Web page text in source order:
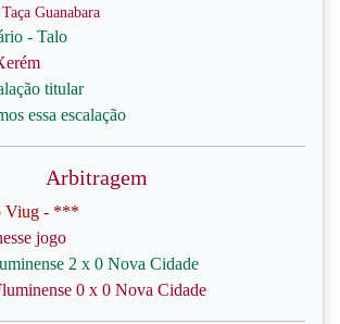
Guanabara
- Talo
titular
essa escalação
Arbitragem
Viug - ***
jogo
2 x 0 Nova Cidade
0 x 0 Nova Cidade